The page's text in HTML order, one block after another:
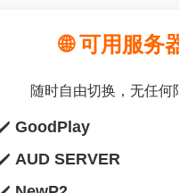
🌐 可用服务
随时自由切换，无任何
GoodPlay
AUD SERVER